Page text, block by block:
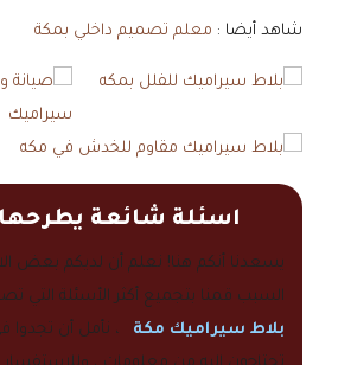
شاهد أيضا : معلم تصميم داخلي بمكة
اسئلة شائعة يطرحها
يسعدنا أنكم هنا! نعلم أن لديكم بعض
السبب قمنا بتجميع أكثر الأسئلة التي
بلاط سيراميك مكة
، نأمل أن